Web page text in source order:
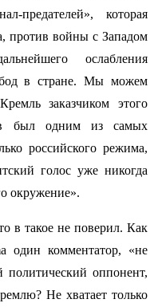
предателей», которая
против войны с Западом
ослабления
в стране. Мы можем
заказчиком этого
был одним из самых
российского режима,
голос уже никогда
окружение».
в такое не поверил. Как
один комментатор, «не
оппонент,
Не хватает только